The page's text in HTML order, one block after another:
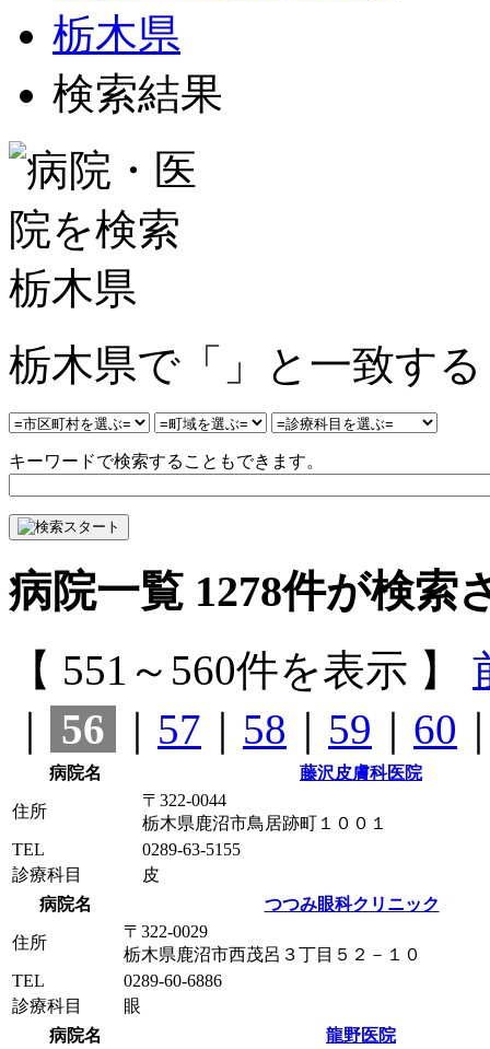
栃木県
検索結果
栃木県で「」と一致す
キーワードで検索することもできます。
病院一覧 1278件が検索
【 551～560件を表示 】
56 57 58 59 60
病院名 藤沢皮膚科医院
住所
〒322-0044
栃木県鹿沼市鳥居跡町１００１
TEL
0289-63-5155
診療科目
皮
病院名
つつみ眼科クリニック
住所
〒322-0029
栃木県鹿沼市西茂呂３丁目５２－１０
TEL
0289-60-6886
診療科目
眼
病院名
龍野医院